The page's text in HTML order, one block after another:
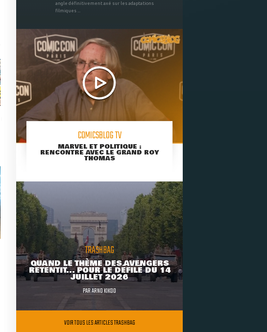
angle définitivement axé sur les adaptations
filmiques ...
COMICSBLOG TV
MARVEL ET POLITIQUE :
RENCONTRE AVEC LE GRAND ROY
THOMAS
TRASHBAG
QUAND LE THÈME DES AVENGERS
RETENTIT... POUR LE DÉFILÉ DU 14
JUILLET 2026
PARARNO KIKOO
VOIR TOUS LES ARTICLES TRASHBAG